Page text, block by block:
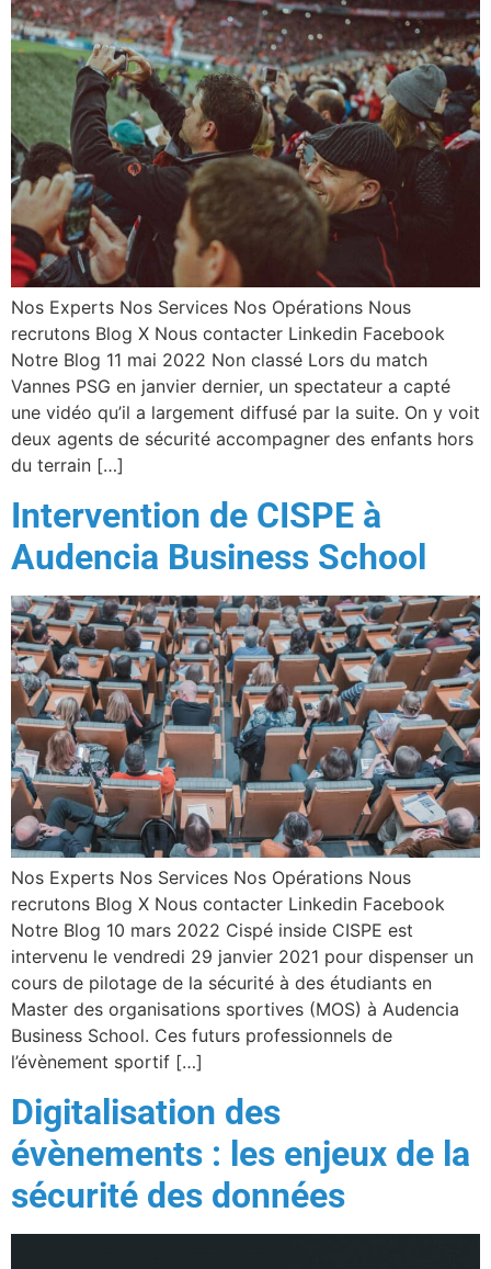
Nos Experts Nos Services Nos Opérations Nous
recrutons Blog X Nous contacter Linkedin Facebook
Notre Blog 11 mai 2022 Non classé Lors du match
Vannes PSG en janvier dernier, un spectateur a capté
une vidéo qu’il a largement diffusé par la suite. On y voit
deux agents de sécurité accompagner des enfants hors
du terrain […]
Intervention de CISPE à
Audencia Business School
Nos Experts Nos Services Nos Opérations Nous
recrutons Blog X Nous contacter Linkedin Facebook
Notre Blog 10 mars 2022 Cispé inside CISPE est
intervenu le vendredi 29 janvier 2021 pour dispenser un
cours de pilotage de la sécurité à des étudiants en
Master des organisations sportives (MOS) à Audencia
Business School. Ces futurs professionnels de
l’évènement sportif […]
Digitalisation des
évènements : les enjeux de la
sécurité des données